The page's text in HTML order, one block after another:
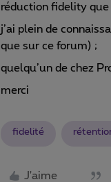
réduction fidelity que
j’ai plein de
que sur ce forum) ;
quelqu’un de chez
merci
fidelité
J'aime